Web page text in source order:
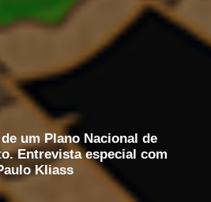
um Plano Nacional de
Entrevista especial com
Kliass